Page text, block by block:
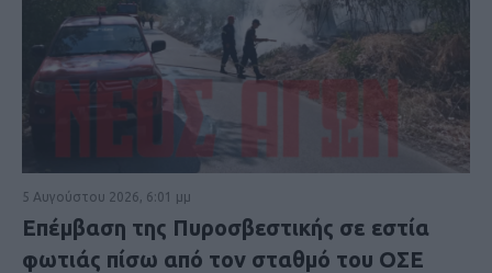
5 Αυγούστου 2026, 6:01 μμ
Επέμβαση της Πυροσβεστικής σε εστία
φωτιάς πίσω από τον σταθμό του ΟΣΕ